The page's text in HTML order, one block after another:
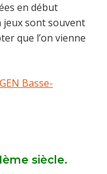
en début
jeux sont souvent
que l’on vienne
Basse-
siècle.